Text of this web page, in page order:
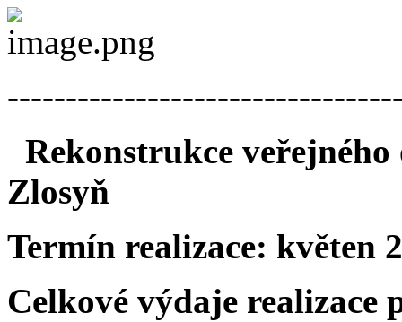
Rekonstrukce veřejného
Zlosyň
Termín realizace: květen
Celkové výdaje